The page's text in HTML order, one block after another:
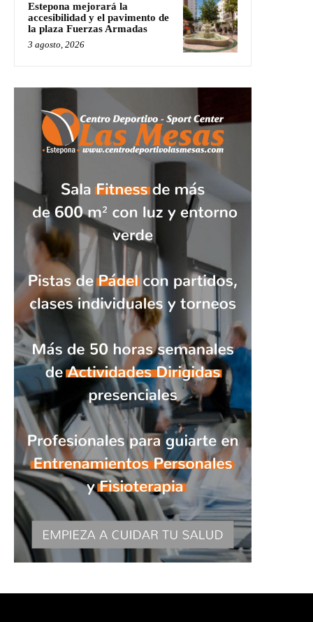
Estepona mejorará la
accesibilidad y el pavimento de
la plaza Fuerzas Armadas
3 agosto, 2026